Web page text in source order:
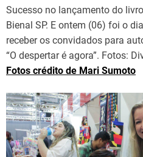
Sucesso no lançamento do
Bienal SP. E ontem (06) foi o
receber os convidados para
“O despertar é agora”. Fotos:
Fotos crédito de Mari Sumoto